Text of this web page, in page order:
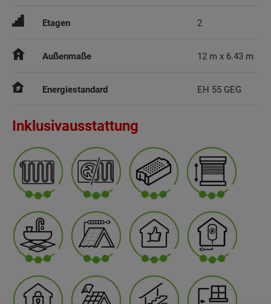
Etagen 2
Außenmaße 12 m x 6.43 m
Energiestandard EH 55 GEG
Inklusivausstattung